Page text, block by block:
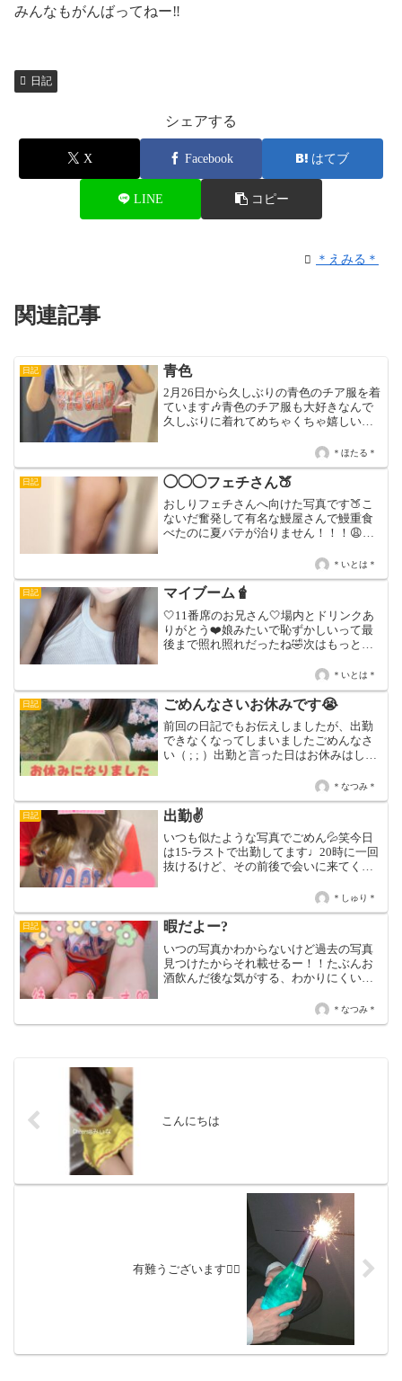
みんなもがんばってねー‼️
日記
シェアする
X Facebook はてブ
LINE コピー
＊えみる＊
関連記事
日記 青色
2月26日から久しぶりの青色のチア服を着
ています🎶青色のチア服も大好きなんで
久しぶりに着れてめちゃくちゃ嬉しい🥳
ってますよ」って言って貰えてめちゃく
ちゃ嬉しいです😍本日は16時〜LAST迄で
す❣️
＊ほたる＊
日記 ◯◯◯フェチさん🍑
おしりフェチさんへ向けた写真です🍑こ
ないだ奮発して有名な鰻屋さんで鰻重食
べたのに夏バテが治りません！！！😩助
＊いとは＊
日記 マイブーム🧋
🤍11番席のお兄さん🤍場内とドリンクあ
りがとう❤️娘みたいで恥ずかしいって最
後まで照れ照れだったね🤣次はもっと長
👩🏻‍❤️‍💋‍👨🏻・・・最近のマイブームはタピオ
が、いとはの中で...
＊いとは＊
日記 ごめんなさいお休みです😭
前回の日記でもお伝えしましたが、出勤
できなくなってしまいましたごめんなさ
い（ ; ; ）出勤と言った日はお休みはしな
😭LINEの返事もすぐにはできないと思い
ますがごめんね！！しばらくの間はこん
なことがあり...
＊なつみ＊
日記 出勤✌️
いつも似たような写真でごめん💦笑今日
は15-ラストで出勤してます♩20時に一回
抜けるけど、その前後で会いに来てくれ
で若干聞こえにくいと思うけど許して！
笑喉弱くてすぐハスキーになる😇
＊しゅり＊
日記 暇だよー?
いつの写真かわからないけど過去の写真
見つけたからそれ載せるー！！たぶんお
酒飲んだ後な気がする、わかりにくいけ
るから(￣∇￣)わたし最近勤務時間が短す
＊なつみ＊
こんにちは
有難うございます🙇‍♀️